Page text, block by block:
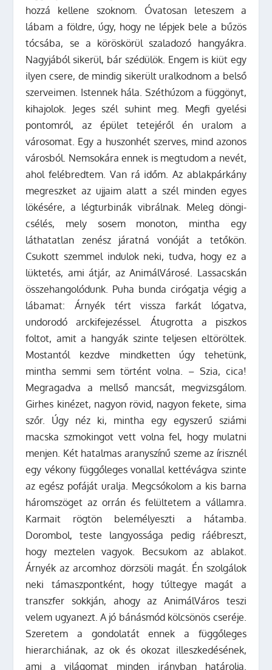
hozzá kellene szoknom. Óvatosan leteszem a
lábam a földre, úgy, hogy ne lépjek bele a bűzös
tócsába, se a köröskörül szaladozó hangyákra.
Nagyjából sikerül, bár szédülök. Engem is kiüt egy
ilyen csere, de mindig sikerült uralkodnom a belső
szerveimen. Istennek hála. Széthúzom a függönyt,
kihajolok. Jeges szél suhint meg. Megfi gyelési
pontomról, az épület tetejéről én uralom a
városomat. Egy a huszonhét szerves, mind azonos
városból. Nemsokára ennek is megtudom a nevét,
ahol felébredtem. Van rá időm. Az ablakpárkány
megreszket az ujjaim alatt a szél minden egyes
lökésére, a légturbinák vibrálnak. Meleg döngi-
csélés, mely sosem monoton, mintha egy
láthatatlan zenész járatná vonóját a tetőkön.
Csukott szemmel indulok neki, tudva, hogy ez a
lüktetés, ami átjár, az AnimálVárosé. Lassacskán
összehangolódunk. Puha bunda cirógatja végig a
lábamat: Árnyék tért vissza farkát lógatva,
undorodó arckifejezéssel. Átugrotta a piszkos
foltot, amit a hangyák szinte teljesen eltöröltek.
Mostantól kezdve mindketten úgy tehetünk,
mintha semmi sem történt volna. – Szia, cica!
Megragadva a mellső mancsát, megvizsgálom.
Girhes kinézet, nagyon rövid, nagyon fekete, sima
szőr. Úgy néz ki, mintha egy egyszerű sziámi
macska szmokingot vett volna fel, hogy mulatni
menjen. Két hatalmas aranyszínű szeme az írisznél
egy vékony függőleges vonallal kettévágva szinte
az egész pofáját uralja. Megcsókolom a kis barna
háromszöget az orrán és felültetem a vállamra.
Karmait rögtön belemélyeszti a hátamba.
Dorombol, teste langyossága pedig ráébreszt,
hogy meztelen vagyok. Becsukom az ablakot.
Árnyék az arcomhoz dörzsöli magát. Én szolgálok
neki támaszpontként, hogy túltegye magát a
transzfer sokkján, ahogy az AnimálVáros teszi
velem ugyanezt. A jó bánásmód kölcsönös cseréje.
Szeretem a gondolatát ennek a függőleges
hierarchiának, az ok és okozat illeszkedésének,
ami a világomat minden irányban határolja.